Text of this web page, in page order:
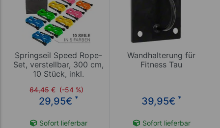
Springseil Speed Rope-
Set, verstellbar, 300 cm,
10 Stück, inkl.
64,45 € (-54 %)
29,95€ *
Sofort lieferbar
Wandhalterung für
Fitness Tau
39,95€ *
Sofort lieferbar